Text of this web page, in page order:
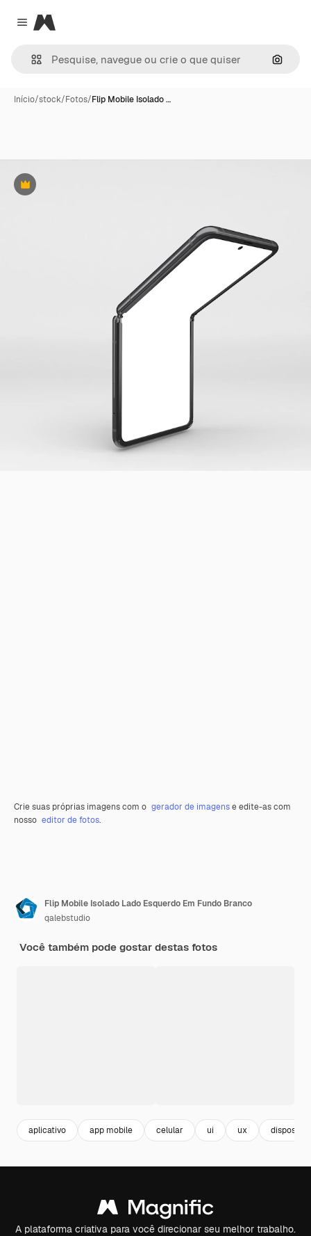
Close menu
Magnific
Início/stock/Fotos/Flip Mobile Isolado …
Premium
Crie suas próprias imagens com o gerador de imagense edite-as com
nosso editor de fotos.
Flip Mobile Isolado Lado Esquerdo Em Fundo Branco
qalebstudio
Você também pode gostar destas fotos
aplicativo app mobile celular ui ux
A plataforma criativa para você direcionar seu melhor trabalho.